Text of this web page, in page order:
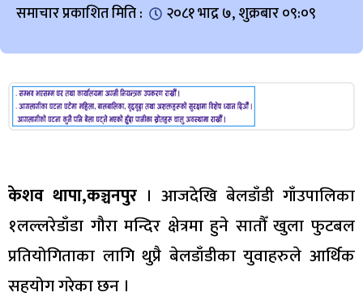
समाचार प्रकाशित मिति : २०८१ भाद्र ७, शुक्रबार ०९:०९
केशव थापा,कञ्चनपुर । आजदेखि बेलडाँडी गाँउपालिका
१लल्लरेडाँडा गौरा मन्दिर क्षेत्रमा हुने सातौँ खुला फुटबल
प्रतियोगिताका लागि थुप्रै बेलडाँडीका युवाहरुले आर्थिक
सहयोग गरेका छन ।